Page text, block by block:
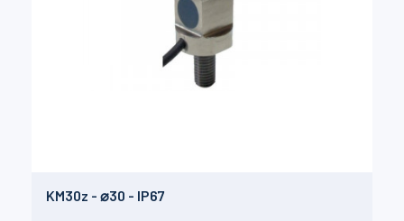
KM30z - ⌀30 - IP67